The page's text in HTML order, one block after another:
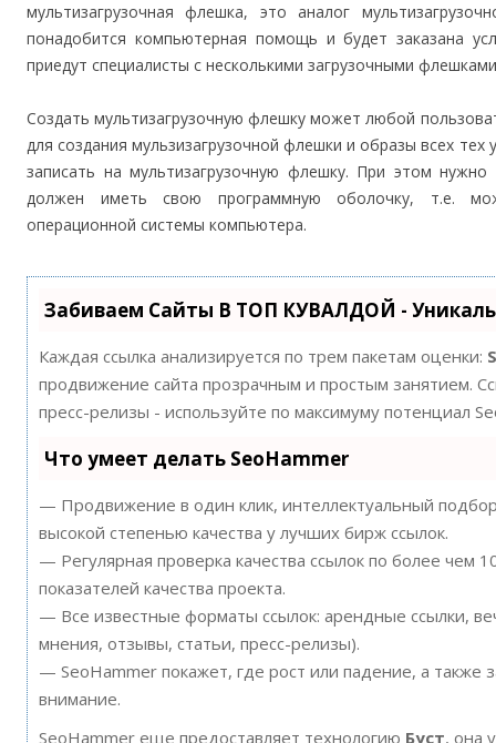
мультизагрузочная флешка, это аналог
понадобится компьютерная помощь и будет заказана
приедут специалисты с несколькими загрузочными
Создать мультизагрузочную флешку может любой
для создания мульзизагрузочной флешки и образы всех
записать на мультизагрузочную флешку. При этом
должен иметь свою программную оболочку, т.е.
операционной системы компьютера.
Забиваем Сайты В ТОП КУВАЛДОЙ -
Каждая ссылка анализируется по трем пакетам оценки:
продвижение сайта прозрачным и простым занятием.
пресс-релизы - используйте по максимуму потенциал
Что умеет делать SeoHammer
— Продвижение в один клик, интеллектуальный
высокой степенью качества у лучших бирж ссылок.
— Регулярная проверка качества ссылок по более чем
показателей качества проекта.
— Все известные форматы ссылок: арендные ссылки,
мнения, отзывы, статьи, пресс-релизы).
— SeoHammer покажет, где рост или падение, а также
внимание.
SeoHammer еще предоставляет технологию Буст, она